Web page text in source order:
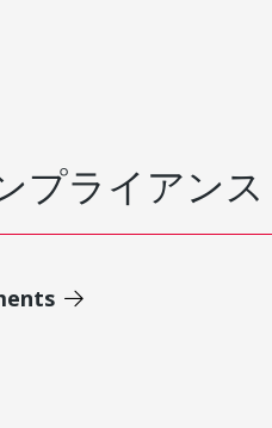
プライアンス